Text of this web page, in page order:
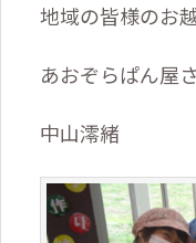
地域の皆様のお
あおぞらぱん屋
中山澪緒